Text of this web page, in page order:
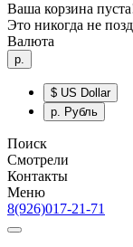
Ваша корзина
Это никогда не
Валюта
р.
$ US Dollar
р. Рубль
Поиск
Смотрели
Контакты
Меню
8(926)017-21-71